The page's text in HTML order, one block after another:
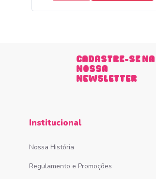
CADASTRE-SE NA
NOSSA
NEWSLETTER
Institucional
Nossa História
Regulamento e Promoções